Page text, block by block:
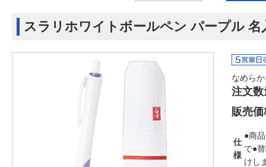
スラリホワイトボールペン パープル 名
なめら
注文数
販売価
仕
様
●商
で●
けし